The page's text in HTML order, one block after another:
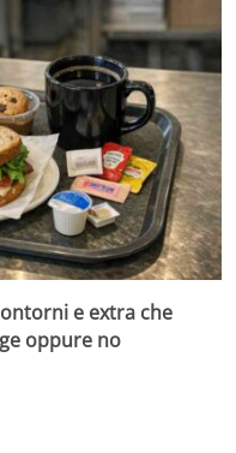
e extra che
oppure no